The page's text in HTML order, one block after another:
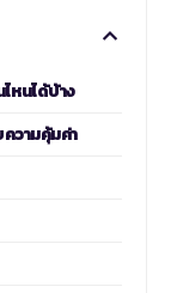
หนได้บ้าง
วามคุ้มค่า